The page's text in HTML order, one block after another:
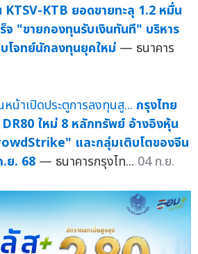
KTB ยอดขายทะลุ 1.2 หมื่น
จ "ขายกองทุนรับเงินทันที" บริหาร
โจทย์นักลงทุนยุคใหม่ — ธนาคาร
กรุงไทย
ใหม่ 8 หลักทรัพย์ อ้างอิงหุ้น
และกลุ่มเติบโตของจีน
.ย. 68 — ธนาคารกรุงไท... 04 ก.ย.